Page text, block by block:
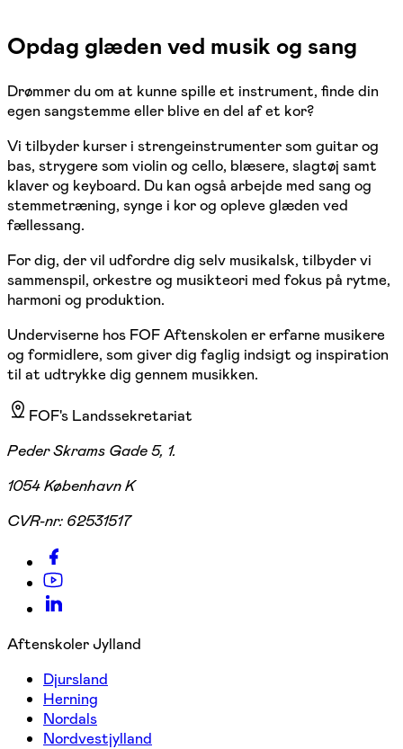
Opdag glæden ved musik og sang
Drømmer du om at kunne spille et instrument, finde din
egen sangstemme eller blive en del af et kor?
Vi tilbyder kurser i strengeinstrumenter som guitar og
bas, strygere som violin og cello, blæsere, slagtøj samt
klaver og keyboard. Du kan også arbejde med sang og
stemmetræning, synge i kor og opleve glæden ved
fællessang.
For dig, der vil udfordre dig selv musikalsk, tilbyder vi
sammenspil, orkestre og musikteori med fokus på rytme,
harmoni og produktion.
Underviserne hos FOF Aftenskolen er erfarne musikere
og formidlere, som giver dig faglig indsigt og inspiration
til at udtrykke dig gennem musikken.
FOF's Landssekretariat
Peder Skrams Gade 5, 1.
1054 København K
CVR-nr: 62531517
Aftenskoler Jylland
Djursland
Herning
Nordals
Nordvestjylland